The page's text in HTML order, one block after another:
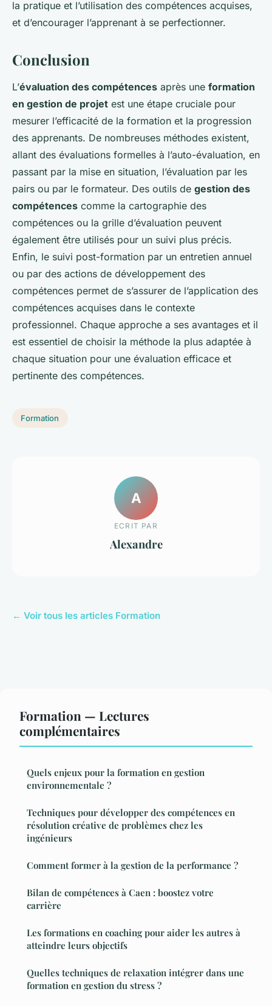
la pratique et l’utilisation des compétences acquises,
et d’encourager l’apprenant à se perfectionner.
Conclusion
L’évaluation des compétences après une formation
en gestion de projet est une étape cruciale pour
mesurer l’efficacité de la formation et la progression
des apprenants. De nombreuses méthodes existent,
allant des évaluations formelles à l’auto-évaluation, en
passant par la mise en situation, l’évaluation par les
pairs ou par le formateur. Des outils de gestion des
compétences comme la cartographie des
compétences ou la grille d’évaluation peuvent
également être utilisés pour un suivi plus précis.
Enfin, le suivi post-formation par un entretien annuel
ou par des actions de développement des
compétences permet de s’assurer de l’application des
compétences acquises dans le contexte
professionnel. Chaque approche a ses avantages et il
est essentiel de choisir la méthode la plus adaptée à
chaque situation pour une évaluation efficace et
pertinente des compétences.
Formation
A
ECRIT PAR
Alexandre
← Voir tous les articles Formation
Formation — Lectures
complémentaires
Quels enjeux pour la formation en gestion
environnementale ?
Techniques pour développer des compétences en
résolution créative de problèmes chez les
ingénieurs
Comment former à la gestion de la performance ?
Bilan de compétences à Caen : boostez votre
carrière
Les formations en coaching pour aider les autres à
atteindre leurs objectifs
Quelles techniques de relaxation intégrer dans une
formation en gestion du stress ?